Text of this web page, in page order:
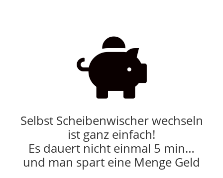

Selbst Scheibenwischer wechseln
ist ganz einfach!
Es dauert nicht einmal 5 min…
und man spart eine Menge Geld